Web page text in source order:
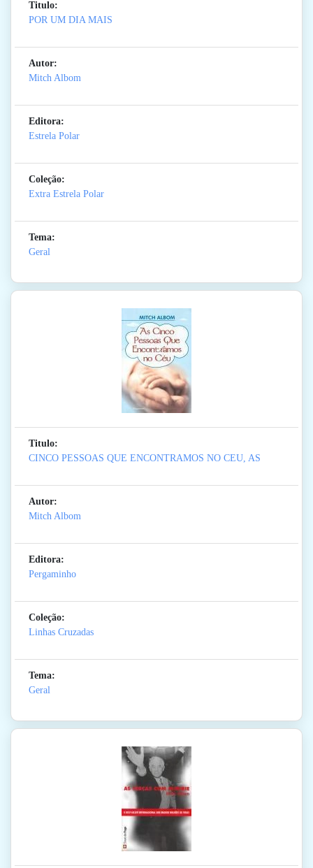
Titulo:
POR UM DIA MAIS
Autor:
Mitch Albom
Editora:
Estrela Polar
Coleção:
Extra Estrela Polar
Tema:
Geral
Titulo:
CINCO PESSOAS QUE ENCONTRAMOS NO CEU, AS
Autor:
Mitch Albom
Editora:
Pergaminho
Coleção:
Linhas Cruzadas
Tema:
Geral